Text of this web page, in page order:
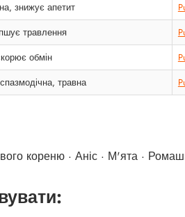
знижує апетит
травлення
обмін
травна
кореню · Аніс · М'ята ·